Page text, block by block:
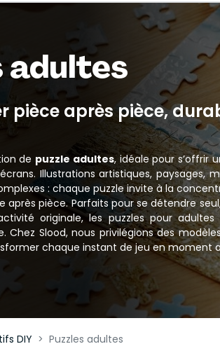
adultes
pièce après pièce,
de puzzle adultes, idéale pour s’offrir
Illustrations artistiques, paysages,
: chaque puzzle invite à la
après pièce. Parfaits pour se détendre
originale, les puzzles pour
Chez Slood, nous privilégions des
chaque instant de jeu en moment
DIY Puzzles adultes